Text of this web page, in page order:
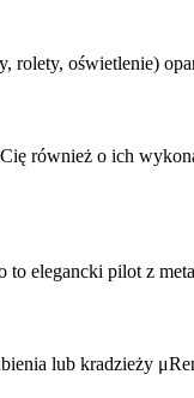
oświetlenie)
również o ich
to elegancki pilot z
lub kradzieży